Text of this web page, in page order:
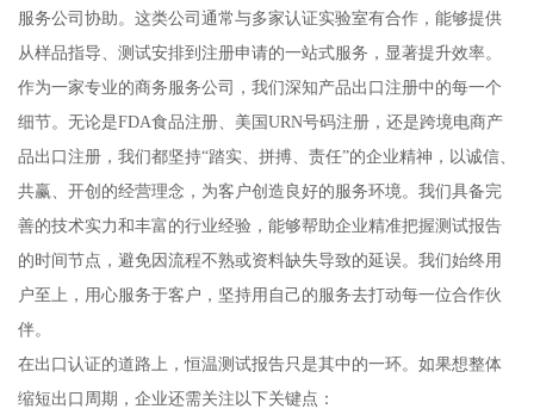
服务公司协助。这类公司通常与多家认证实验室有合作，能够提供
从样品指导、测试安排到注册申请的一站式服务，显著提升效率。
作为一家专业的商务服务公司，我们深知产品出口注册中的每一个
细节。无论是FDA食品注册、美国URN号码注册，还是跨境电商产
品出口注册，我们都坚持“踏实、拼搏、责任”的企业精神，以诚信、
共赢、开创的经营理念，为客户创造良好的服务环境。我们具备完
善的技术实力和丰富的行业经验，能够帮助企业精准把握测试报告
的时间节点，避免因流程不熟或资料缺失导致的延误。我们始终用
户至上，用心服务于客户，坚持用自己的服务去打动每一位合作伙
伴。
在出口认证的道路上，恒温测试报告只是其中的一环。如果想整体
缩短出口周期，企业还需关注以下关键点：